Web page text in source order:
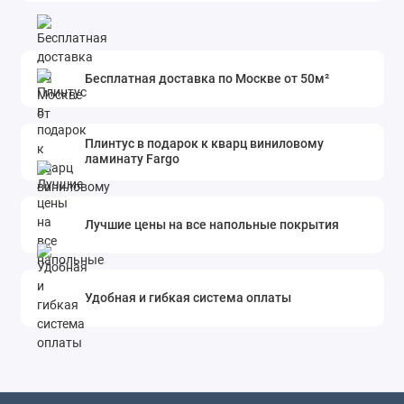
Бесплатная доставка по Москве от 50м²
Плинтус в подарок к кварц виниловому
ламинату Fargo
Лучшие цены на все напольные покрытия
Удобная и гибкая система оплаты